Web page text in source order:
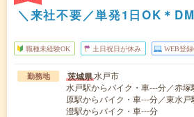
＼来社不要／単発1日OK＊
職種未経験OK 土日祝日が休み WEB登
勤務地 茨城県水戸市
水戸駅からバイク・車---分／赤
原駅からバイク・車---分／東水
澄駅からバイク・車---分